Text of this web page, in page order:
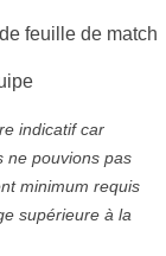
feuille de match
indicatif car
ne pouvions pas
minimum requis
supérieure à la